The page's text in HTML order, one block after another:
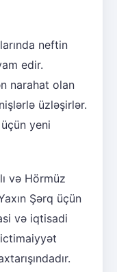
neftin
edir.
narahat olan
üzləşirlər.
yeni
və Hörmüz
Şərq üçün
və iqtisadi